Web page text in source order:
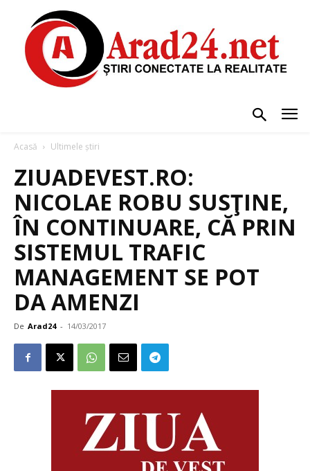
Acasă Ultimele știri
ZIUADEVEST.RO:
NICOLAE ROBU SUSŢINE,
ÎN CONTINUARE, CĂ PRIN
SISTEMUL TRAFIC
MANAGEMENT SE POT
DA AMENZI
De Arad24 - 14/03/2017